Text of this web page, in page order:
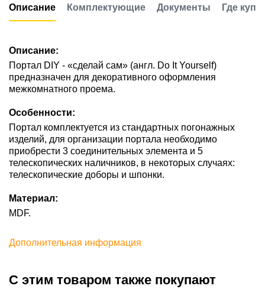
Описание Комплектующие Документы Где
Описание:
Портал DIY - «сделай сам» (англ. Do It Yourself)
предназначен для декоративного оформления
межкомнатного проема.
Особенности:
Портал комплектуется из стандартных погонажных
изделий, для организации портала необходимо
приобрести 3 соединительных элемента и 5
телескопических наличников, в некоторых случаях:
телескопические доборы и шпонки.
Материал:
MDF.
Дополнительная информация
С этим товаром также покупают